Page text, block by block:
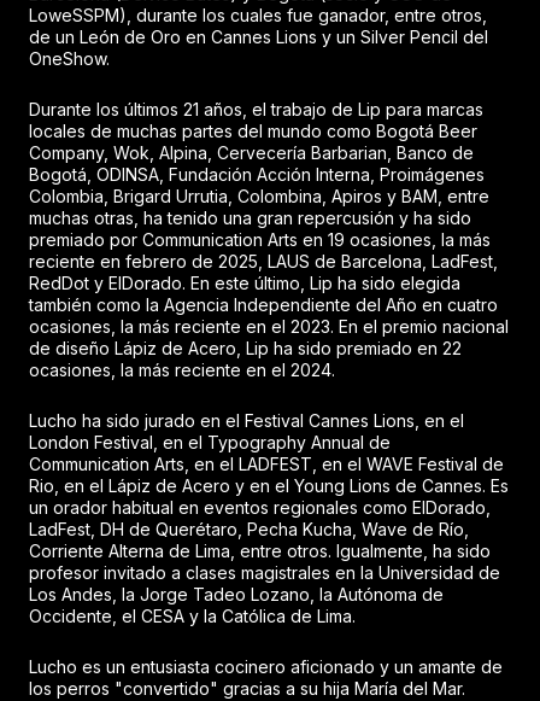
LoweSSPM), durante los cuales fue ganador, entre otros,
de un León de Oro en Cannes Lions y un Silver Pencil del
OneShow.
Durante los últimos 21 años, el trabajo de Lip para marcas
locales de muchas partes del mundo como Bogotá Beer
Company, Wok, Alpina, Cervecería Barbarian, Banco de
Bogotá, ODINSA, Fundación Acción Interna, Proimágenes
Colombia, Brigard Urrutia, Colombina, Apiros y BAM, entre
muchas otras, ha tenido una gran repercusión y ha sido
premiado por Communication Arts en 19 ocasiones, la más
reciente en febrero de 2025, LAUS de Barcelona, LadFest,
RedDot y ElDorado. En este último, Lip ha sido elegida
también como la Agencia Independiente del Año en cuatro
ocasiones, la más reciente en el 2023. En el premio nacional
de diseño Lápiz de Acero, Lip ha sido premiado en 22
ocasiones, la más reciente en el 2024.
Lucho ha sido jurado en el Festival Cannes Lions, en el
London Festival, en el Typography Annual de
Communication Arts, en el LADFEST, en el WAVE Festival de
Rio, en el Lápiz de Acero y en el Young Lions de Cannes. Es
un orador habitual en eventos regionales como ElDorado,
LadFest, DH de Querétaro, Pecha Kucha, Wave de Río,
Corriente Alterna de Lima, entre otros. Igualmente, ha sido
profesor invitado a clases magistrales en la Universidad de
Los Andes, la Jorge Tadeo Lozano, la Autónoma de
Occidente, el CESA y la Católica de Lima.
Lucho es un entusiasta cocinero aficionado y un amante de
los perros "convertido" gracias a su hija María del Mar.